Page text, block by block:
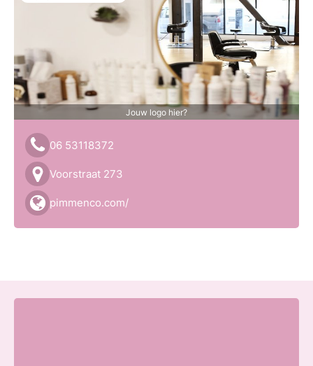
Jouw logo hier?
06 53118372
Voorstraat 273
pimmenco.com/